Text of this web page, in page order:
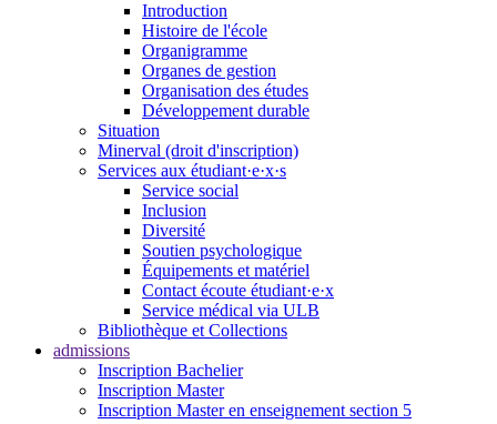
Introduction
Histoire de l'école
Organigramme
Organes de gestion
Organisation des études
Développement durable
Situation
Minerval (droit d'inscription)
Services aux étudiant·e·x·s
Service social
Inclusion
Diversité
Soutien psychologique
Équipements et matériel
Contact écoute étudiant·e·x
Service médical via ULB
Bibliothèque et Collections
admissions
Inscription Bachelier
Inscription Master
Inscription Master en enseignement section 5